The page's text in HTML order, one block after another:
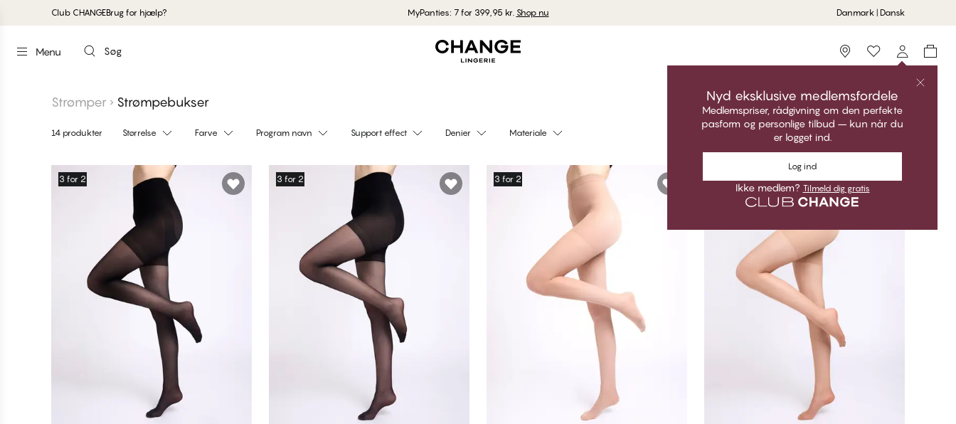
Club CHANGEBrug for hjælp? MyPanties: 7 for 399,95 kr. Shop nu Danmark | Dansk
Menu Søg Storefinder
Nyd eksklusive medlemsfordele
Medlemspriser, rådgivning om den perfekte
pasform og personlige tilbud – kun når du
er logget ind.
Log ind
Ikke medlem? Tilmeld dig gratis
Strømper Strømpebukser
14 produkter Størrelse Farve Program navn Support effect Denier Materiale Sortér Anbefalet
Produkter
3 for 2 3 for 2 3 for 2 3 for 2